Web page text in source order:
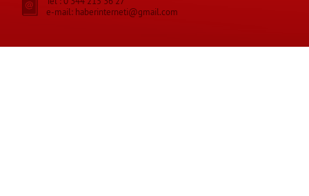
e-mail: haberinterneti@gmail.com